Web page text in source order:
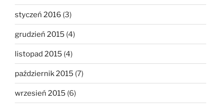
styczeń 2016 (3)
grudzień 2015 (4)
listopad 2015 (4)
październik 2015 (7)
wrzesień 2015 (6)